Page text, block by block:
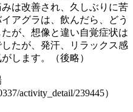
は改善され、久しぶりに苦
アグラは、飲んだら、どう
が、想像と違い自覚症状は
たが、発汗、リラックス感
します。（後略）
activity_detail/239445）